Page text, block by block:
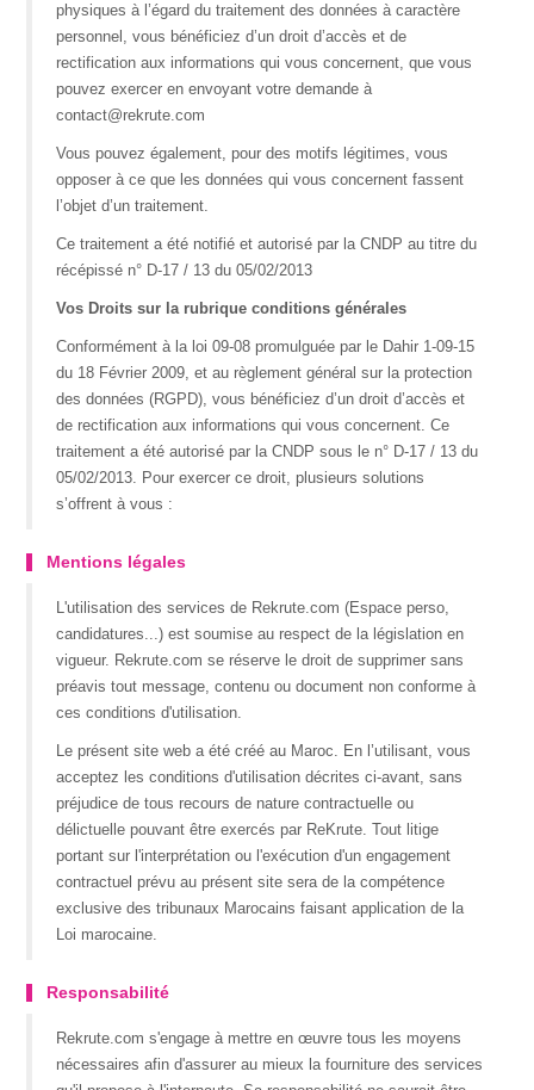
physiques à l’égard du traitement des données à caractère
personnel, vous bénéficiez d’un droit d’accès et de
rectification aux informations qui vous concernent, que vous
pouvez exercer en envoyant votre demande à
contact@rekrute.com
Vous pouvez également, pour des motifs légitimes, vous
opposer à ce que les données qui vous concernent fassent
l’objet d’un traitement.
Ce traitement a été notifié et autorisé par la CNDP au titre du
récépissé n° D-17 / 13 du 05/02/2013
Vos Droits sur la rubrique conditions générales
Conformément à la loi 09-08 promulguée par le Dahir 1-09-15
du 18 Février 2009, et au règlement général sur la protection
des données (RGPD), vous bénéficiez d’un droit d’accès et
de rectification aux informations qui vous concernent. Ce
traitement a été autorisé par la CNDP sous le n° D-17 / 13 du
05/02/2013. Pour exercer ce droit, plusieurs solutions
s’offrent à vous :
Mentions légales
L'utilisation des services de Rekrute.com (Espace perso,
candidatures...) est soumise au respect de la législation en
vigueur. Rekrute.com se réserve le droit de supprimer sans
préavis tout message, contenu ou document non conforme à
ces conditions d'utilisation.
Le présent site web a été créé au Maroc. En l’utilisant, vous
acceptez les conditions d'utilisation décrites ci-avant, sans
préjudice de tous recours de nature contractuelle ou
délictuelle pouvant être exercés par ReKrute. Tout litige
portant sur l'interprétation ou l'exécution d'un engagement
contractuel prévu au présent site sera de la compétence
exclusive des tribunaux Marocains faisant application de la
Loi marocaine.
Responsabilité
Rekrute.com s'engage à mettre en œuvre tous les moyens
nécessaires afin d'assurer au mieux la fourniture des services